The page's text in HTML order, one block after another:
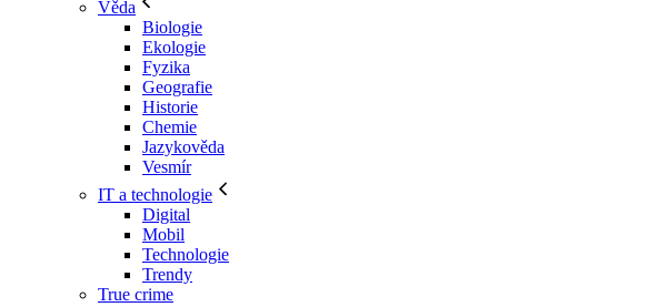
Věda
Biologie
Ekologie
Fyzika
Geografie
Historie
Chemie
Jazykověda
Vesmír
IT a technologie
Digital
Mobil
Technologie
Trendy
True crime